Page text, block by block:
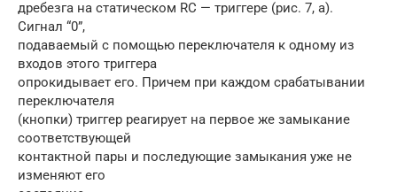
дребезга на статическом RC — триггере (рис. 7, а).
Сигнал “0”,
подаваемый с помощью переключателя к одному из
входов этого триггера
опрокидывает его. Причем при каждом срабатывании
переключателя
(кнопки) триггер реагирует на первое же замыкание
соответствующей
контактной пары и последующие замыкания уже не
изменяют его